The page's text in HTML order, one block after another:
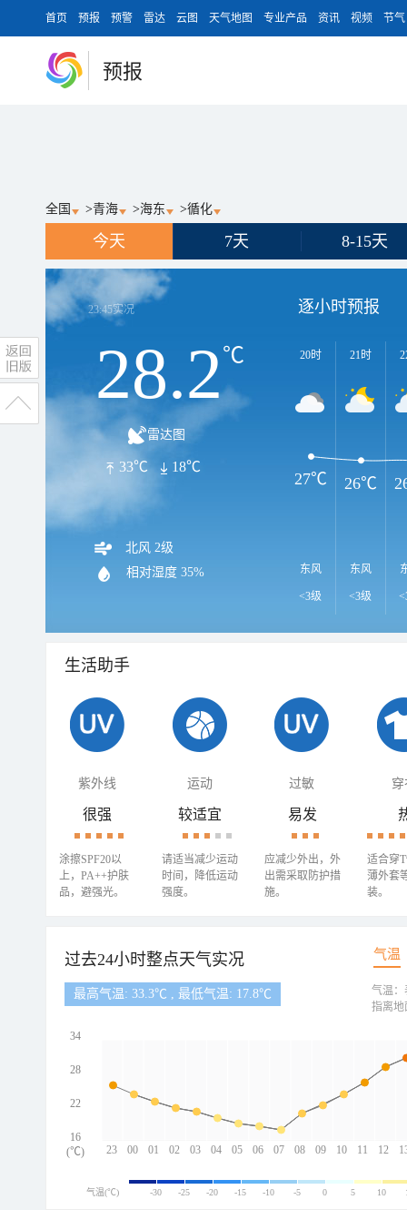
首页 预报 预警 雷达 云图 天气地图 专业产品 资讯 视频 节气
预报
全国 >青海 >海东 >循化
今天 7天 8-15天
23:45实况
28.2℃
雷达图
33℃ 18℃
北风 2级
相对湿度 35%
逐小时预报
20时
东风
<3级
21时
东风
<3级
27℃ 26℃
生活助手
紫外线 运动 过敏 穿
很强
涂擦SPF20以
上，PA++护肤
品，避强光。
较适宜
请适当减少运动
时间，降低运动
强度。
易发
应减少外出，外
出需采取防护措
施。
适合穿
薄外套
装。
过去24小时整点天气实况 气温
最高气温: 33.3℃ , 最低气温: 17.8℃
23 00 01 02 03 04 05 06 07 08 09 10 11 12
34
28
22
16
(℃)
气温：
指离地
气温(℃) -30 -25 -20 -15 -10 -5 0 5 10